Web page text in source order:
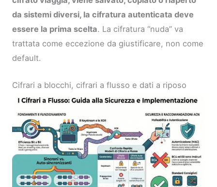
da sistemi diversi, la cifratura autenticata deve
essere la prima scelta. La cifratura “nuda” va
trattata come eccezione da giustificare, non come
default.
Cifrari a blocchi, cifrari a flusso e dati a riposo